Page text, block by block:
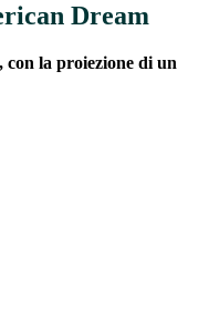
Dream
la proiezione di un